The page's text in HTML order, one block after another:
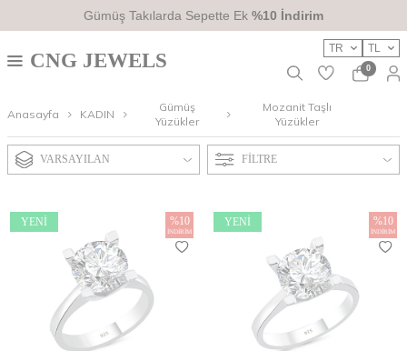
Gümüş Takılarda Sepette Ek %10 İndirim
TR TL
CNG JEWELS 0
Anasayfa KADIN
Gümüş
Yüzükler
Mozanit Taşlı
Yüzükler
FILTRE
VARSAYILAN
YENI %10
İNDIRIM
YENI %10
İNDIRIM